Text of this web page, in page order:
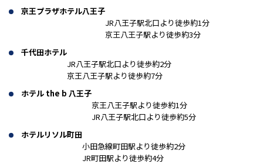
京王プラザホテル八王子
JR八王子駅北口より徒歩約1分
京王八王子駅より徒歩約3分
千代田ホテル
JR八王子駅北口より徒歩約2分
京王八王子駅より徒歩約7分
ホテル the b 八王子
京王八王子駅より徒歩約1分
JR八王子駅北口より徒歩約5分
ホテルリソル町田
小田急線町田駅より徒歩約2分
JR町田駅より徒歩約4分